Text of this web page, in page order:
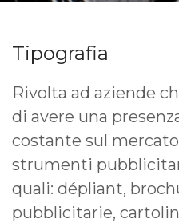
Tipografia
Rivolta ad aziende
di avere una
costante sul
strumenti
quali: dépliant,
pubblicitarie,